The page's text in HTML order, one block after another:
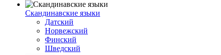
Скандинавские языки
Датский
Норвежский
Финский
Шведский